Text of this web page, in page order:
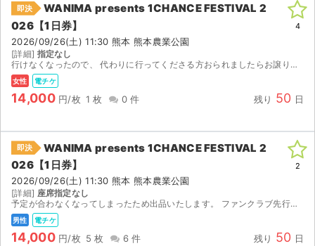
お知らせ
即決
WANIMA presents 1CHANCE FESTIVAL 2
026【1日券】
2026/09/26(土) 11:30 熊本 熊本農業公園
[詳細] 指定なし
行けなくなったので、 代わりに行ってくださる方おられましたらお譲りします。よろしくお願いします。親チケットなのでQRコードの画像を送ります。
女性 電チケ
14,000 円/枚 1 枚 0 件 残り 50 日
4
即決
WANIMA presents 1CHANCE FESTIVAL 2
026【1日券】
2026/09/26(土) 11:30 熊本 熊本農業公園
[詳細] 座席指定なし
予定が合わなくなってしまったため出品いたします。 ファンクラブ先行で当選したチケットです。 ※3枚大人チケット、2枚は小人チケットとなります。 ※年齢確認された場合は差額をお支払いすればご入場...
男性 電チケ
14,000 円/枚 5 枚 6 件 残り 50 日
2